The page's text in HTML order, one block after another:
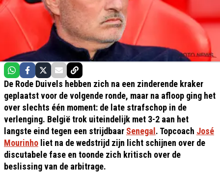
De Rode Duivels hebben zich na een zinderende kraker
geplaatst voor de volgende ronde, maar na afloop ging het
over slechts één moment: de late strafschop in de
verlenging. België trok uiteindelijk met 3-2 aan het
langste eind tegen een strijdbaar Senegal. Topcoach José
Mourinho liet na de wedstrijd zijn licht schijnen over de
discutabele fase en toonde zich kritisch over de
beslissing van de arbitrage.